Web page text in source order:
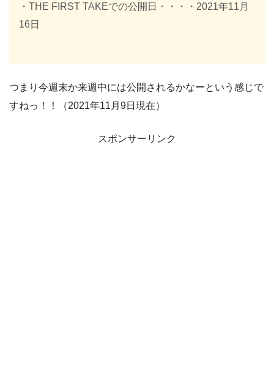
・THE FIRST TAKEでの公開日・・・・2021年11月
16日
つまり今週末か来週中には公開されるかなーという感じで
すねっ！！（2021年11月9日現在）
スポンサーリンク